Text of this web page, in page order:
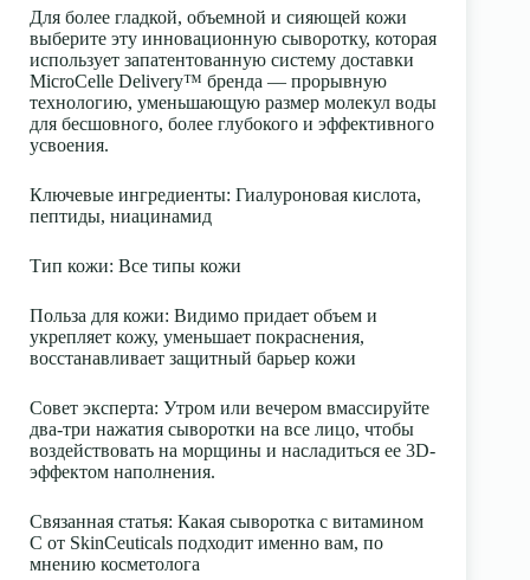
Для более гладкой, объемной и сияющей кожи
выберите эту инновационную сыворотку, которая
использует запатентованную систему доставки
MicroCelle Delivery™ бренда — прорывную
технологию, уменьшающую размер молекул воды
для бесшовного, более глубокого и эффективного
усвоения.
Ключевые ингредиенты: Гиалуроновая кислота,
пептиды, ниацинамид
Тип кожи: Все типы кожи
Польза для кожи: Видимо придает объем и
укрепляет кожу, уменьшает покраснения,
восстанавливает защитный барьер кожи
Совет эксперта: Утром или вечером вмассируйте
два-три нажатия сыворотки на все лицо, чтобы
воздействовать на морщины и насладиться ее 3D-
эффектом наполнения.
Связанная статья: Какая сыворотка с витамином
С от SkinCeuticals подходит именно вам, по
мнению косметолога